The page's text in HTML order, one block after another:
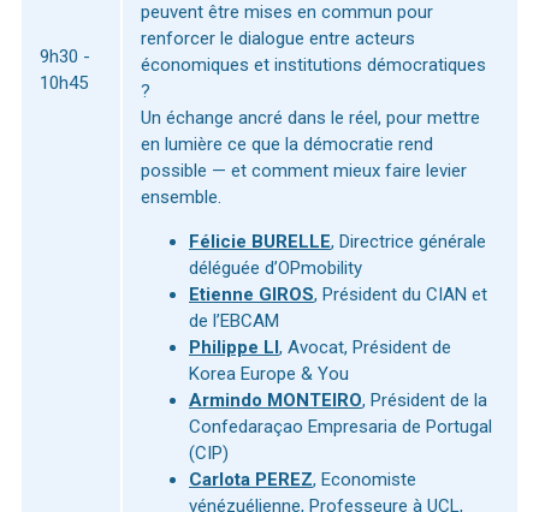
9h30 -
10h45
peuvent être mises en commun pour
renforcer le dialogue entre acteurs
économiques et institutions démocratiques
?
Un échange ancré dans le réel, pour mettre
en lumière ce que la démocratie rend
possible — et comment mieux faire levier
ensemble.
Félicie BURELLE, Directrice générale
déléguée d’OPmobility
Etienne GIROS, Président du CIAN et
de l’EBCAM
Philippe LI, Avocat, Président de
Korea Europe & You
Armindo MONTEIRO, Président de la
Confedaraçao Empresaria de Portugal
(CIP)
Carlota PEREZ, Economiste
vénézuélienne, Professeure à UCL,